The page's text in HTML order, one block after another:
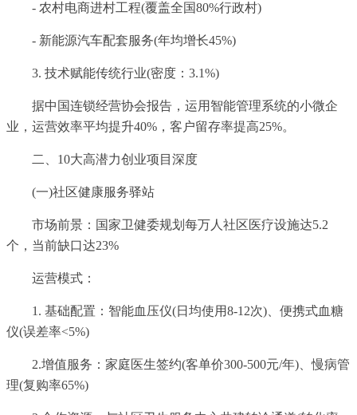
- 农村电商进村工程(覆盖全国80%行政村)
- 新能源汽车配套服务(年均增长45%)
3. 技术赋能传统行业(密度：3.1%)
据中国连锁经营协会报告，运用智能管理系统的小微企
业，运营效率平均提升40%，客户留存率提高25%。
二、10大高潜力创业项目深度
(一)社区健康服务驿站
市场前景：国家卫健委规划每万人社区医疗设施达5.2
个，当前缺口达23%
运营模式：
1. 基础配置：智能血压仪(日均使用8-12次)、便携式血糖
仪(误差率<5%)
2.增值服务：家庭医生签约(客单价300-500元/年)、慢病管
理(复购率65%)